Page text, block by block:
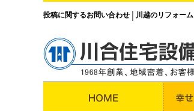
投稿に関するお問い合わせ 川越のリフォー